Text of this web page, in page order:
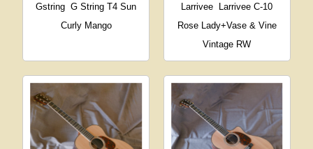
Gstring G String T4 Sun
Curly Mango
Larrivee
Larrivee C-10
Rose Lady+Vase & Vine
Vintage RW